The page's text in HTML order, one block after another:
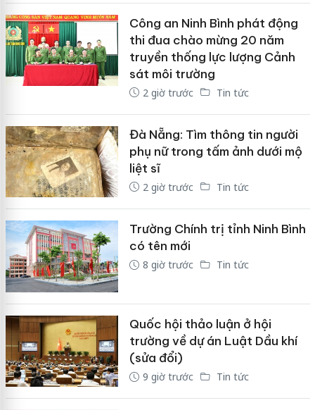
Công an Ninh Bình phát động
thi đua chào mừng 20 năm
truyền thống lực lượng Cảnh
sát môi trường
2 giờ trước Tin tức
Đà Nẵng: Tìm thông tin người
phụ nữ trong tấm ảnh dưới mộ
liệt sĩ
2 giờ trước Tin tức
Trường Chính trị tỉnh Ninh Bình
có tên mới
8 giờ trước Tin tức
Quốc hội thảo luận ở hội
trường về dự án Luật Dầu khí
(sửa đổi)
9 giờ trước Tin tức